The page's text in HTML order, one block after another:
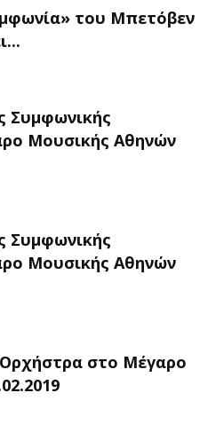
του Μπετόβεν
Συμφωνικής
Μουσικής Αθηνών
Συμφωνικής
Μουσικής Αθηνών
στο Μέγαρο